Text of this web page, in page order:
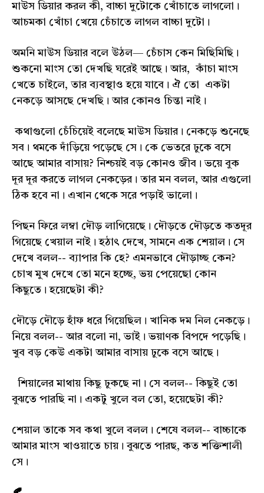
মাউস ডিয়ার করল কী, বাচ্চা দুটোকে খোঁচাতে লাগলো।
আচমকা খোঁচা খেয়ে চেঁচাতে লাগল বাচ্চা দুটো।
অমনি মাউস ডিয়ার বলে উঠল— চেঁচাস কেন মিছিমিছি।
শুকনো মাংস তো দেখছি ঘরেই আছে। আর, কাঁচা মাংস
খেতে চাইলে, তার ব্যবস্থাও হয়ে যাবে। ঐ তো একটা
নেকড়ে আসছে দেখছি। আর কোনও চিন্তা নাই।
কথাগুলো চেঁচিয়েই বলেছে মাউস ডিয়ার। নেকড়ে শুনেছে
সব। থমকে দাঁড়িয়ে পড়েছে সে। কে ভেতরে ঢুকে বসে
আছে আমার বাসায়? নিশ্চয়ই বড় কোনও জীব। ভয়ে বুক
দূর দূর করতে লাগল নেকড়ের। তার মন বলল, আর এগুলো
ঠিক হবে না। এখান থেকে সরে পড়াই ভালো।
পিছন ফিরে লম্বা দৌড় লাগিয়েছে। দৌড়তে দৌড়তে কতদূর
গিয়েছে খেয়াল নাই। হঠাৎ দেখে, সামনে এক শেয়াল। সে
দেখে বলল-- ব্যাপার কি হে? এমনভাবে দৌড়াচ্ছ কেন?
চোখ মুখ দেখে তো মনে হচ্ছে, ভয় পেয়েছো কোন
কিছুতে। হয়েছেটা কী?
দৌড়ে দৌড়ে হাঁফ ধরে গিয়েছিল। খানিক দম নিল নেকড়ে।
নিয়ে বলল-- আর বলো না, ভাই। ভয়াণক বিপদে পড়েছি।
খুব বড় কেউ একটা আমার বাসায় ঢুকে বসে আছে।
শিয়ালের মাথায় কিছু ঢুকছে না। সে বলল-- কিছুই তো
বুঝতে পারছি না। একটু খুলে বল তো, হয়েছেটা কী?
শেয়াল তাকে সব কথা খুলে বলল। শেষে বলল-- বাচ্চাকে
আমার মাংস খাওয়াতে চায়। বুঝতে পারছ, কত শক্তিশালী
সে।